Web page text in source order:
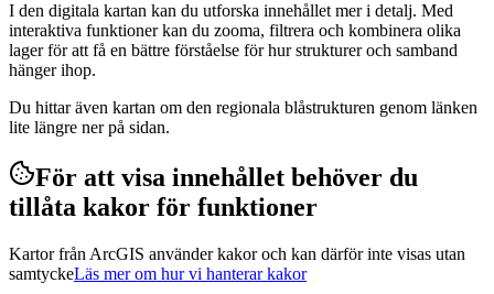
I den digitala kartan kan du utforska innehållet mer i detalj. Med
interaktiva funktioner kan du zooma, filtrera och kombinera olika
lager för att få en bättre förståelse för hur strukturer och samband
hänger ihop.
Du hittar även kartan om den regionala blåstrukturen genom länken
lite längre ner på sidan.
För att visa innehållet behöver du
tillåta kakor för funktioner
Kartor från ArcGIS använder kakor och kan därför inte visas utan
samtyckeLäs mer om hur vi hanterar kakor